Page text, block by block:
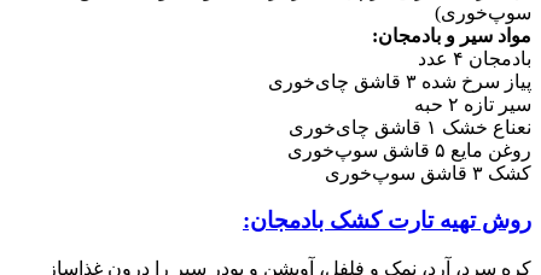
سوپ‌خوری)
مواد سیر و بادمجان:
بادمجان ۴ عدد
پیاز سرخ شده ۳ قاشق چای‌خوری
سیر تازه ۲ حبه
نعناع خشک ۱ قاشق چای‌خوری
روغن مایع ۵ قاشق سوپ‌خوری
کشک ۳ قاشق سوپ‌خوری
روش تهیه تارت کشک بادمجان:
کره سرد، آرد، نمک و فلفل، آویشن و پودر سیر را درون غذاساز